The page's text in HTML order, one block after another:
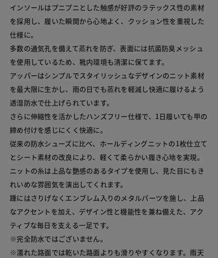
インソールはプニプニとした触感が好評のラテックス性の素材
を採用し、履いた瞬間から心地よく、クッション性を重視した
仕様に。
多数の通気孔を備えて蒸れを防ぎ、表面には抗菌防臭メッシュ
を使用しているため、靴内環境も清潔に保てます。
アッパーはシンプルでスタイリッシュなデザインのニット素材
を最大限に生かし、雨の日でも蒸れを軽減し快適に履けるよう
透湿防水で仕上げられています。
さらに伸縮性を活かしたハンズフリー仕様で、1日履いても甲の
締め付けを感じにくく快適に。
従来の防水シューズに比べ、ホールディングニットの1枚仕立て
とシート素材の改良により、軽くて柔らかい履き心地を実現。
ニットの糸は上品な艶感のあるタイプを使用し、見た目にもき
れいめな雰囲気を演出してくれます。
踵にはさりげなくエンブレム入りのメタルパーツを施し、上品
なアクセントを加え、デザイン性と機能性を兼ね備えた、アク
ティブな毎日を支える一足です。
※完全防水ではございません。
※濡れた路面では乾いた路面よりも滑りやすくなります。雨天